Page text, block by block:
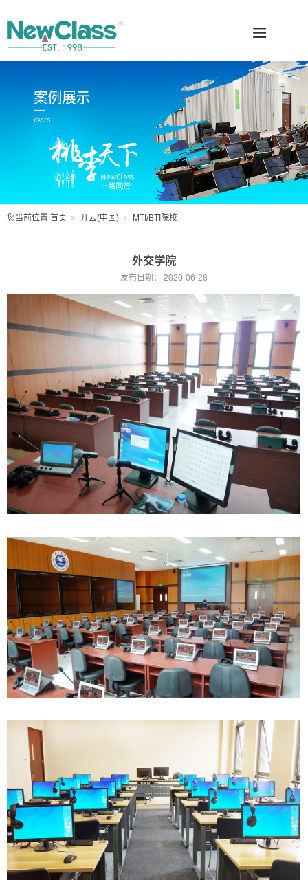
您当前位置:首页 开云(中国) MTI/BTI院校
外交学院
发布日期： 2020-06-28